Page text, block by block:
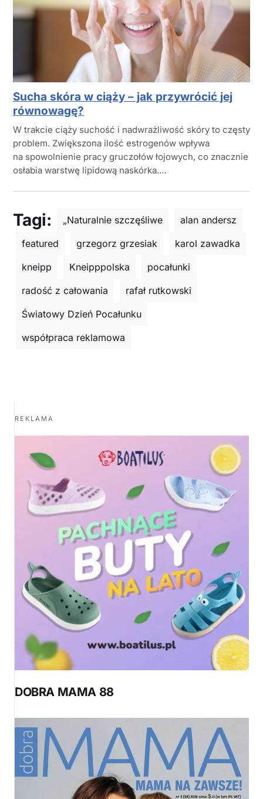
Sucha skóra w ciąży – jak przywrócić jej
równowagę?
W trakcie ciąży suchość i nadwrażliwość skóry to częsty
problem. Zwiększona ilość estrogenów wpływa
na spowolnienie pracy gruczołów łojowych, co znacznie
osłabia warstwę lipidową naskórka.…
Tagi: „Naturalnie szczęśliwe
alan andersz
featured
grzegorz grzesiak
karol zawadka
kneipp
Kneipppolska
pocałunki
radość z całowania
rafał rutkowski
Światowy Dzień Pocałunku
współpraca reklamowa
REKLAMA
DOBRA MAMA 88